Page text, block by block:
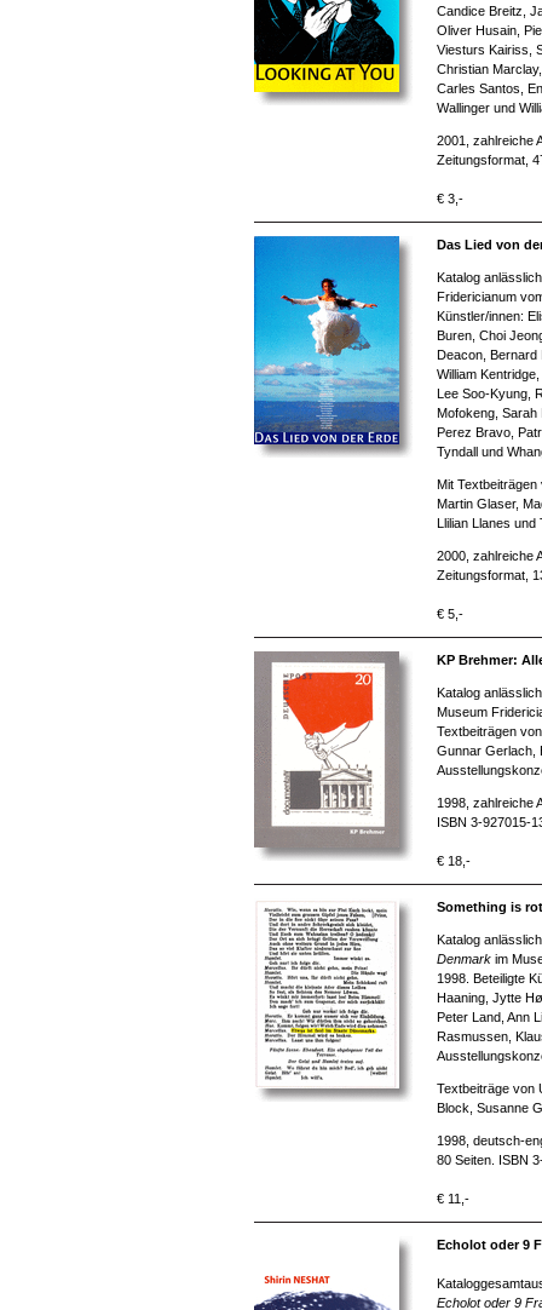
Candice Breitz,
Oliver Husain,
Viesturs Kairiss,
Christian
Carles Santos,
Wallinger und
2001, zahlreiche
Zeitungsformat,
€ 3,-
Das Lied von
Katalog
Fridericianum
Künstler/innen:
Buren, Choi
Deacon, Bernard
William
Lee Soo-Kyung,
Mofokeng,
Perez Bravo,
Tyndall und
Mit Textbeiträgen
Martin Glaser,
Llilian Llanes und
2000, zahlreiche
Zeitungsformat,
€ 5,-
KP Brehmer:
Katalog
Museum
Textbeiträgen
Gunnar Gerlach,
1998, zahlreiche
ISBN 3-927015-
€ 18,-
Something is
Katalog
Denmark im
1998. Beteiligte
Haaning, Jytte
Peter Land, Ann
Rasmussen,
Textbeiträge von
Block, Susanne
1998, deutsch-
80 Seiten. ISBN
€ 11,-
Echolot oder 9
Echolot oder 9